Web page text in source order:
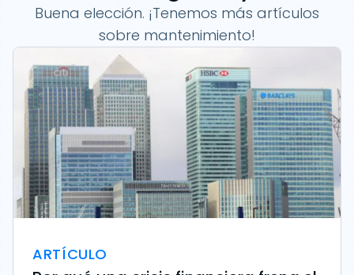
Buena elección. ¡Tenemos más artículos
sobre mantenimiento!
ARTÍCULO